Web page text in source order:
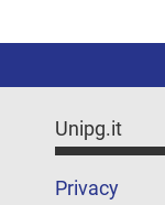
Unipg.it
Privacy